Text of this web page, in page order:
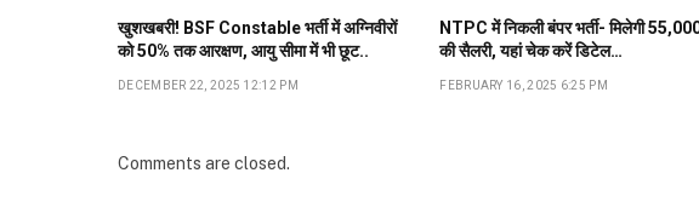
खुशखबरी! BSF Constable भर्ती में अग्निवीरों
को 50% तक आरक्षण, आयु सीमा में भी छूट..
DECEMBER 22, 2025 12:12 PM
NTPC में निकली बंपर भर्ती- मिलेगी
की सैलरी, यहां चेक करें डिटेल…
FEBRUARY 16, 2025 6:25 PM
Comments are closed.